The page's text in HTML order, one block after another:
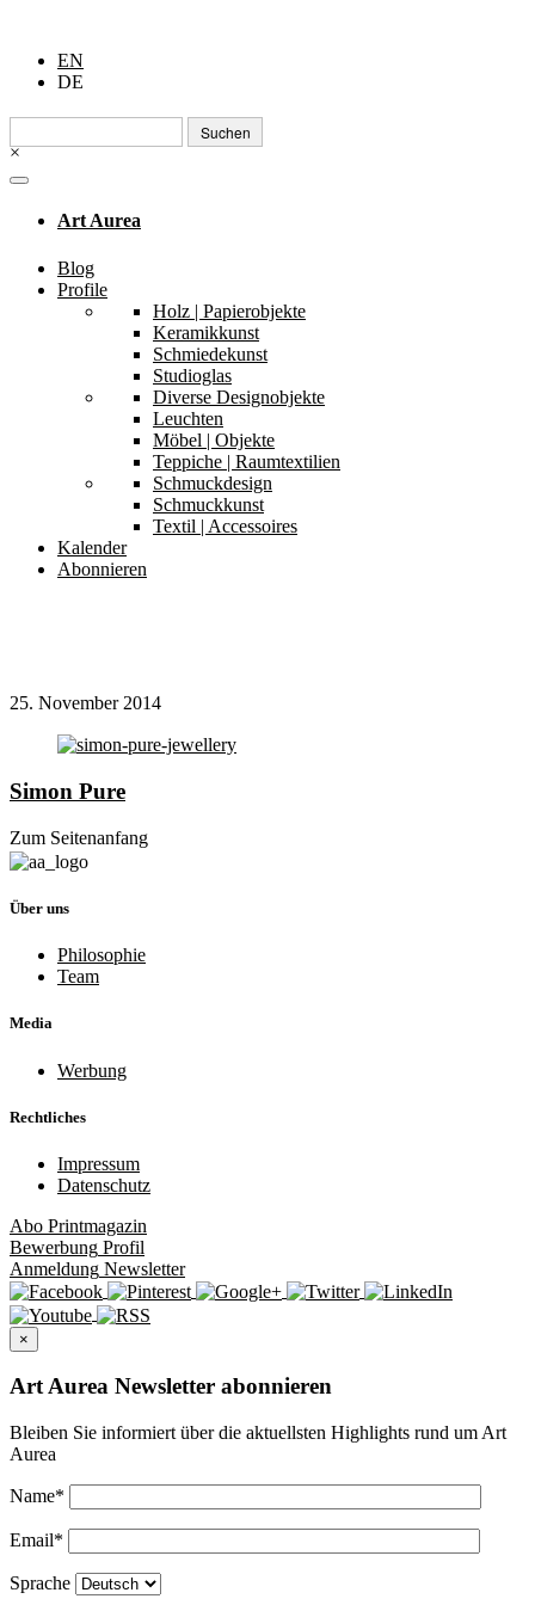
EN
DE
Suchen
nach:
×
Art Aurea
Blog
Profile
Holz | Papierobjekte
Keramikkunst
Schmiedekunst
Studioglas
Diverse Designobjekte
Leuchten
Möbel | Objekte
Teppiche | Raumtextilien
Schmuckdesign
Schmuckkunst
Textil | Accessoires
Kalender
Abonnieren
25. November 2014
Simon Pure
Zum Seitenanfang
Über uns
Philosophie
Team
Media
Werbung
Rechtliches
Impressum
Datenschutz
Abo Printmagazin
Bewerbung Profil
Anmeldung Newsletter
×
Art Aurea Newsletter abonnieren
Bleiben Sie informiert über die aktuellsten Highlights rund um Art
Aurea
Name*
Email*
Sprache